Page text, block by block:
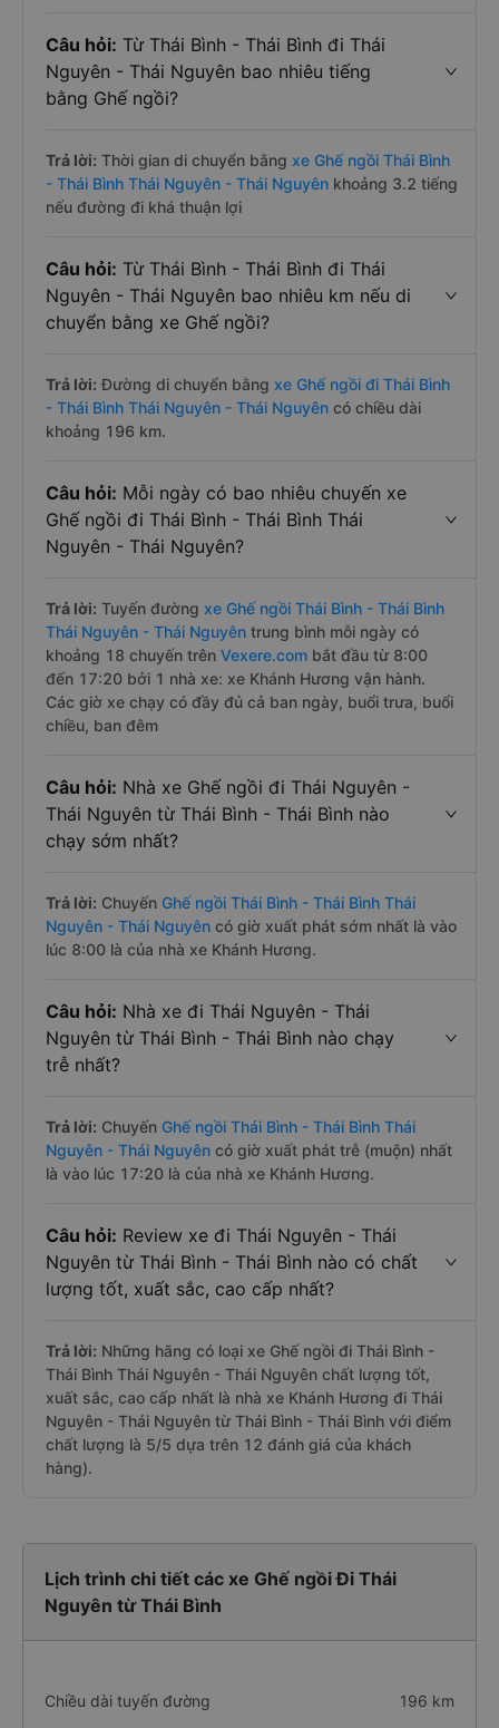
Câu hỏi: Từ Thái Bình - Thái Bình đi Thái
Nguyên - Thái Nguyên bao nhiêu tiếng
bằng Ghế ngồi?
Trả lời: Thời gian di chuyển bằng xe Ghế ngồi Thái Bình
- Thái Bình Thái Nguyên - Thái Nguyên khoảng 3.2 tiếng
nếu đường đi khá thuận lợi
Câu hỏi: Từ Thái Bình - Thái Bình đi Thái
Nguyên - Thái Nguyên bao nhiêu km nếu di
chuyển bằng xe Ghế ngồi?
Trả lời: Đường di chuyển bằng xe Ghế ngồi đi Thái Bình
- Thái Bình Thái Nguyên - Thái Nguyên có chiều dài
khoảng 196 km.
Câu hỏi: Mỗi ngày có bao nhiêu chuyến xe
Ghế ngồi đi Thái Bình - Thái Bình Thái
Nguyên - Thái Nguyên?
Trả lời: Tuyến đường xe Ghế ngồi Thái Bình - Thái Bình
Thái Nguyên - Thái Nguyên trung bình mỗi ngày có
khoảng 18 chuyến trên Vexere.com bắt đầu từ 8:00
đến 17:20 bởi 1 nhà xe: xe Khánh Hương vận hành.
Các giờ xe chạy có đầy đủ cả ban ngày, buổi trưa, buổi
chiều, ban đêm
Câu hỏi: Nhà xe Ghế ngồi đi Thái Nguyên -
Thái Nguyên từ Thái Bình - Thái Bình nào
chạy sớm nhất?
Trả lời: Chuyến Ghế ngồi Thái Bình - Thái Bình Thái
Nguyên - Thái Nguyên có giờ xuất phát sớm nhất là vào
lúc 8:00 là của nhà xe Khánh Hương.
Câu hỏi: Nhà xe đi Thái Nguyên - Thái
Nguyên từ Thái Bình - Thái Bình nào chạy
trễ nhất?
Trả lời: Chuyến Ghế ngồi Thái Bình - Thái Bình Thái
Nguyên - Thái Nguyên có giờ xuất phát trễ (muộn) nhất
là vào lúc 17:20 là của nhà xe Khánh Hương.
Câu hỏi: Review xe đi Thái Nguyên - Thái
Nguyên từ Thái Bình - Thái Bình nào có chất
lượng tốt, xuất sắc, cao cấp nhất?
Trả lời: Những hãng có loại xe Ghế ngồi đi Thái Bình -
Thái Bình Thái Nguyên - Thái Nguyên chất lượng tốt,
xuất sắc, cao cấp nhất là nhà xe Khánh Hương đi Thái
Nguyên - Thái Nguyên từ Thái Bình - Thái Bình với điểm
chất lượng là 5/5 dựa trên 12 đánh giá của khách
hàng).
Lịch trình chi tiết các xe Ghế ngồi Đi Thái
Nguyên từ Thái Bình
Chiều dài tuyến đường 196 km